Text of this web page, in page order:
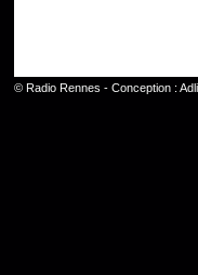
© Radio Rennes - Conception :